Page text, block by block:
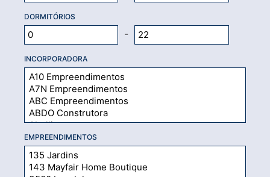
DORMITÓRIOS
-
INCORPORADORA
EMPREENDIMENTOS